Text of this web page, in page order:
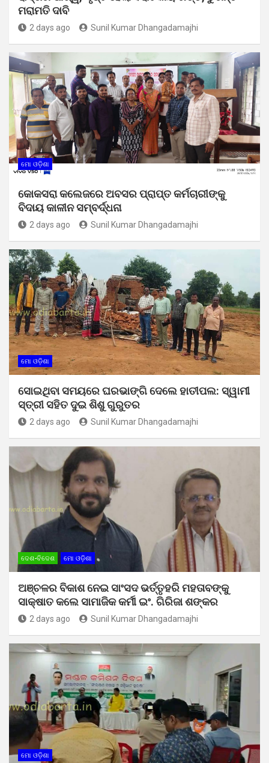
ମରାମତି ଦାବି
2 days ago Sunil Kumar Dhangadamajhi
ମୋ ଓଡ଼ିଶା
କୋକସରା କଲେଜରେ ଅବସର ପ୍ରାପ୍ତ କର୍ମଚାରୀଙ୍କୁ
ବିଦାୟ କାଳୀନ ସମ୍ବର୍ଦ୍ଧନା
2 days ago Sunil Kumar Dhangadamajhi
ମୋ ଓଡ଼ିଶା
ସୋଇଥିବା ସମୟରେ ଘରଭାଙ୍ଗି ଦେଲେ ହାତୀପଲ: ସ୍ୱାମୀ
ସ୍ତ୍ରୀ ସହିତ ଦୁଇ ଶିଶୁ ଗୁରୁତର
2 days ago Sunil Kumar Dhangadamajhi
ଦେଶ-ବିଦେଶ ମୋ ଓଡ଼ିଶା
ଅଞ୍ଚଳର ବିକାଶ ନେଇ ସାଂସଦ ଭର୍ତ୍ତୃହରି ମହତାବଙ୍କୁ
ସାକ୍ଷାତ କଲେ ସାମାଜିକ କର୍ମୀ ଇଂ. ଗିରିଜା ଶଙ୍କର
2 days ago Sunil Kumar Dhangadamajhi
ମୋ ଓଡ଼ିଶା